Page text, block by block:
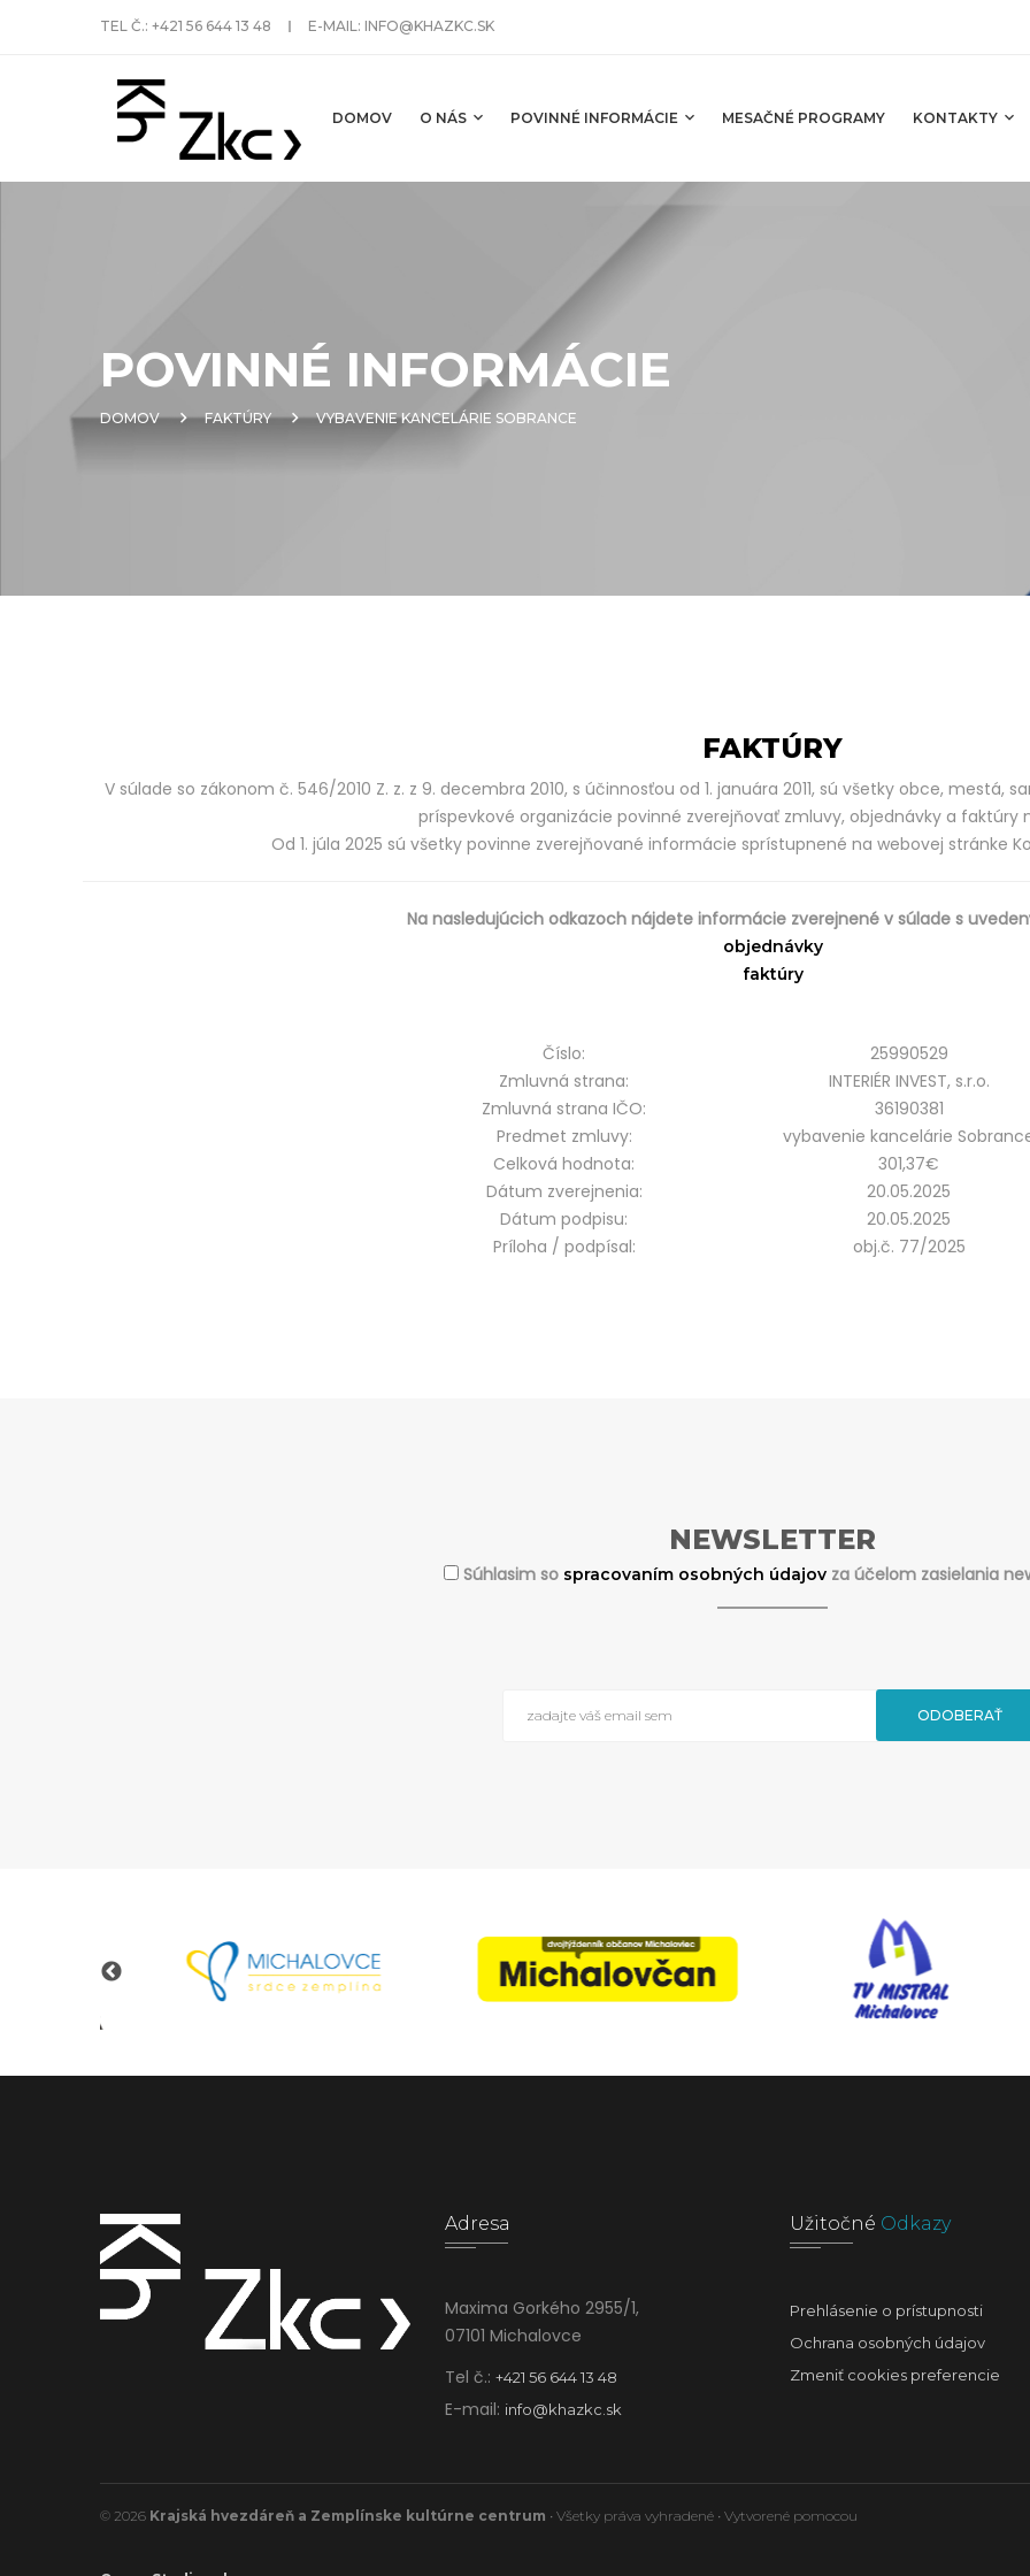
TEL Č.: +421 56 644 13 48 E-MAIL: INFO@KHAZKC.SK
DOMOV O NÁS POVINNÉ INFORMÁCIE MESAČNÉ PROGRAMY KONTAKTY
POVINNÉ INFORMÁCIE
DOMOV FAKTÚRY VYBAVENIE KANCELÁRIE SOBRANCE
FAKTÚRY
V súlade so zákonom č. 546/2010 Z. z. z 9. decembra 2010, s účinnosťou od 1. januára 2011, sú všetky obce,
príspevkové organizácie povinné zverejňovať zmluvy, objednávky a faktúry
Od 1. júla 2025 sú všetky povinne zverejňované informácie sprístupnené na webovej stránke
Na nasledujúcich odkazoch nájdete informácie zverejnené v súlade s
objednávky
faktúry
Číslo:
25990529
Zmluvná strana:
INTERIÉR INVEST, s.r.o.
Zmluvná strana IČO:
36190381
Predmet zmluvy:
vybavenie kancelárie
Celková hodnota:
301,37€
Dátum zverejnenia:
20.05.2025
Dátum podpisu:
20.05.2025
Príloha / podpísal:
obj.č. 77/2025
NEWSLETTER
Súhlasim so spracovaním osobných údajov za účelom zasielania
ODOBERAŤ
Adresa
Maxima Gorkého 2955/1,
07101 Michalovce
Tel č.: +421 56 644 13 48
E-mail: info@khazkc.sk
Užitočné Odkazy
Prehlásenie o prístupnosti
Ochrana osobných údajov
Zmeniť cookies preferencie
© 2026 Krajská hvezdáreň a Zemplínske kultúrne centrum • Všetky práva vyhradené • Vytvorené pomocou